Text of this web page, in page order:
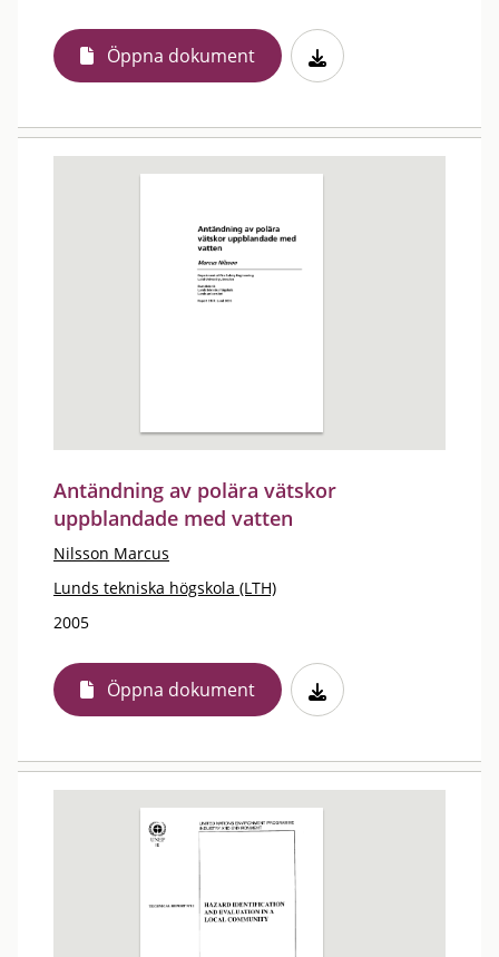
Öppna dokument
Antändning av polära vätskor
uppblandade med vatten
Nilsson Marcus
Lunds tekniska högskola (LTH)
2005
Öppna dokument